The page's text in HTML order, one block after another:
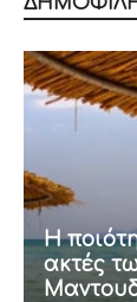
Η
ακτές